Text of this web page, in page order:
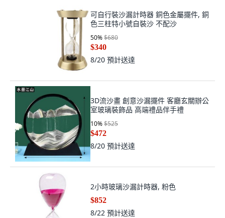
可自行裝沙漏計時器 銅色金屬擺件, 銅
色三柱特小號自裝沙 不配沙
50%$680
$340
8/20 預計送達
3D流沙畫 創意沙漏擺件 客廳玄關辦公
室玻璃裝飾品 高端禮品伴手禮
10%$525
$472
8/20 預計送達
2小時玻璃沙漏計時器, 粉色
$852
8/22 預計送達